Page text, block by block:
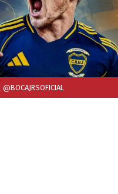
| @BOCAJRSOFICIAL